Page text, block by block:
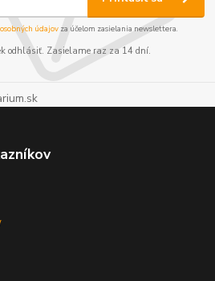
údajov za účelom zasielania newslettera.
odhlásiť. Zasielame raz za 14 dní.